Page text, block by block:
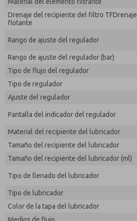
Drenaje del recipiente del filtro TFDrenaje
flotante
Rango de ajuste del regulador
Rango de ajuste del regulador (bar)
Tipo de flujo del regulador
Tipo de regulador
Ajuste del regulador
Pantalla del indicador del regulador
Material del recipiente del lubricador
Tamaño del recipiente del lubricador
Tamaño del recipiente del lubricador (ml)
Tipo de llenado del lubricador
Tipo de lubricador
Color de la tapa del lubricador